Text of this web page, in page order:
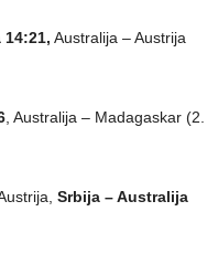
14:21, Australija – Austrija
, Australija – Madagaskar (2.
Srbija – Australija